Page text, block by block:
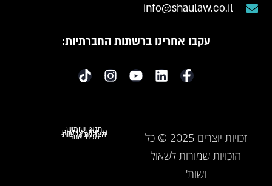
info@shaulaw.co.il
עקבו אחרינו ברשתות החברתיות:
זכויות יוצרים 2025 © כל
הזכויות שמורות לשאול
ושות'
תנאי שימוש
מדיניות פרטיות
הצהרת נגישות
מפת אתר